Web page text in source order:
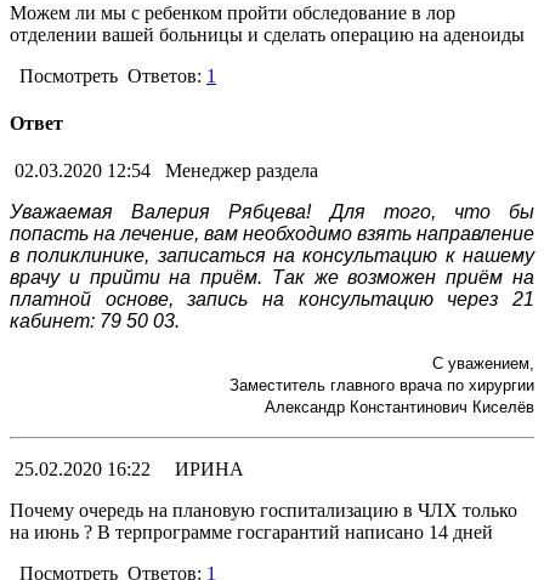
Можем ли мы с ребенком пройти обследование в лор
отделении вашей больницы и сделать операцию на аденоиды
Посмотреть Ответов: 1
Ответ
02.03.2020 12:54
Менеджер раздела
Уважаемая Валерия Рябцева! Для того, что бы
попасть на лечение, вам необходимо взять направление
в поликлинике, записаться на консультацию к нашему
врачу и прийти на приём. Так же возможен приём на
платной основе, запись на консультацию через 21
кабинет: 79 50 03.
С уважением,
Заместитель главного врача по хирургии
Александр Константинович Киселёв
25.02.2020 16:22
ИРИНА
Почему очередь на плановую госпитализацию в ЧЛХ только
на июнь ? В терпрограмме госгарантий написано 14 дней
Посмотреть Ответов: 1